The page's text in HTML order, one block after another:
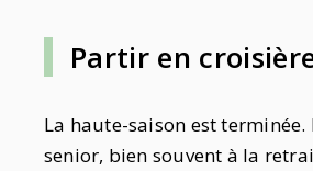
Partir en
La haute-saison est terminée.
senior, bien souvent à la